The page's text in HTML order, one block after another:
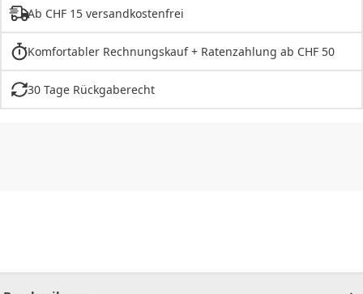
Ab CHF 15 versandkostenfrei
Komfortabler Rechnungskauf + Ratenzahlung ab CHF 50
30 Tage Rückgaberecht